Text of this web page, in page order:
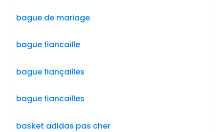
bague de mariage
bague fiancaille
bague fiançailles
bague fiancailles
basket adidas pas cher